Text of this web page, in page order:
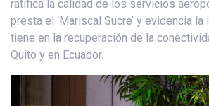
ratifica la calidad de los servicios
presta el ‘Mariscal Sucre’ y evidencia la
tiene en la recuperación de la
Quito y en Ecuador.